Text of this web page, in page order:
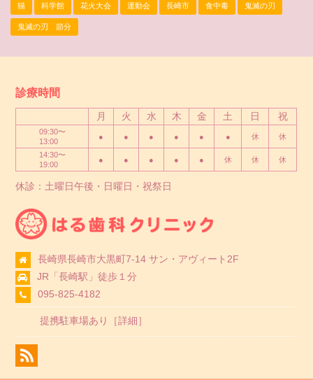
猫 科学館 花火大会 運動会 長崎市 食中毒 鬼滅の刃
鬼滅の刃 節分
診療時間
月 火 水 木 金 土 日 祝
09:30〜
13:00
● ● ● ● ● ● 休 休
14:30〜
19:00
● ● ● ● ● 休 休 休
休診：土曜日午後・日曜日・祝祭日
長崎県長崎市大黒町7-14 サン・アヴィート2F
JR「長崎駅」徒歩１分
095-825-4182
提携駐車場あり［詳細］